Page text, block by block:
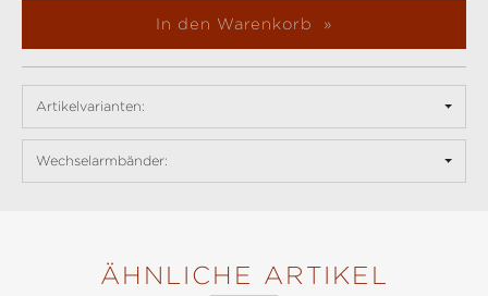
In den Warenkorb
Artikelvarianten:
Wechselarmbänder:
ÄHNLICHE ARTIKEL